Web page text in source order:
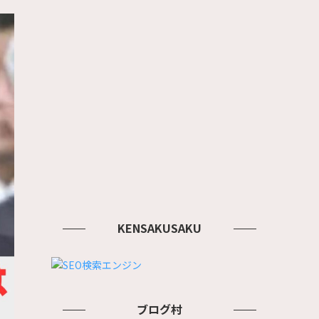
KENSAKUSAKU
ブログ村